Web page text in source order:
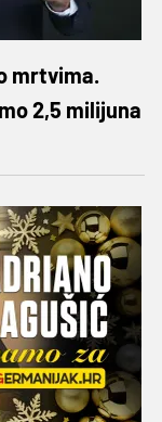
mrtvima.
2,5 milijuna